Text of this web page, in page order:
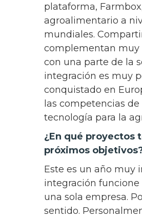
plataforma,
agroalimentario a
mundiales.
complementan muy
con una parte de la
integración es muy
conquistado en
las competencias
tecnología para la
¿En qué proyectos
próximos
Este es un año muy
integración
una sola empresa.
sentido.